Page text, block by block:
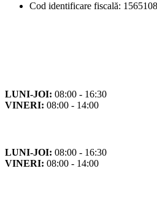
Cod identificare fiscală:
LUNI-JOI: 08:00 - 16:30
VINERI: 08:00 - 14:00
LUNI-JOI: 08:00 - 16:30
VINERI: 08:00 - 14:00